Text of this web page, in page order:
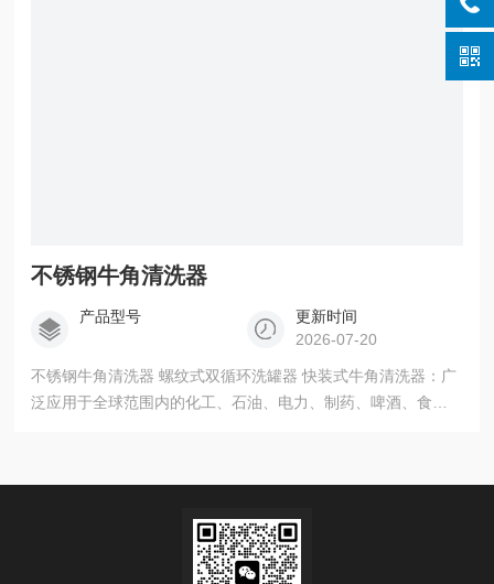
不锈钢牛角清洗器
产品型号
更新时间
2026-07-20
不锈钢牛角清洗器 螺纹式双循环洗罐器 快装式牛角清洗器：广
泛应用于全球范围内的化工、石油、电力、制药、啤酒、食